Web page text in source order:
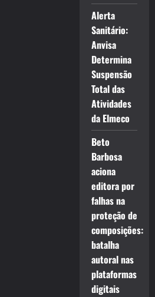
Alerta
Sanitário:
Anvisa
Determina
Suspensão
Total das
Atividades
da Elmeco
Beto
Barbosa
aciona
editora por
falhas na
proteção de
composições:
batalha
autoral nas
plataformas
digitais